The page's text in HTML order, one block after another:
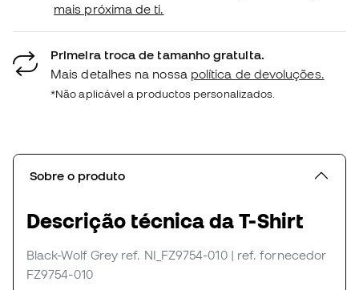
mais próxima de ti.
Primeira troca de tamanho gratuita.
Mais detalhes na nossa política de devoluções.
*Não aplicável a productos personalizados.
Sobre o produto
Descrição técnica da T-Shirt
Black-Wolf Grey ref. NI_FZ9754-010 | ref. fornecedor
FZ9754-010